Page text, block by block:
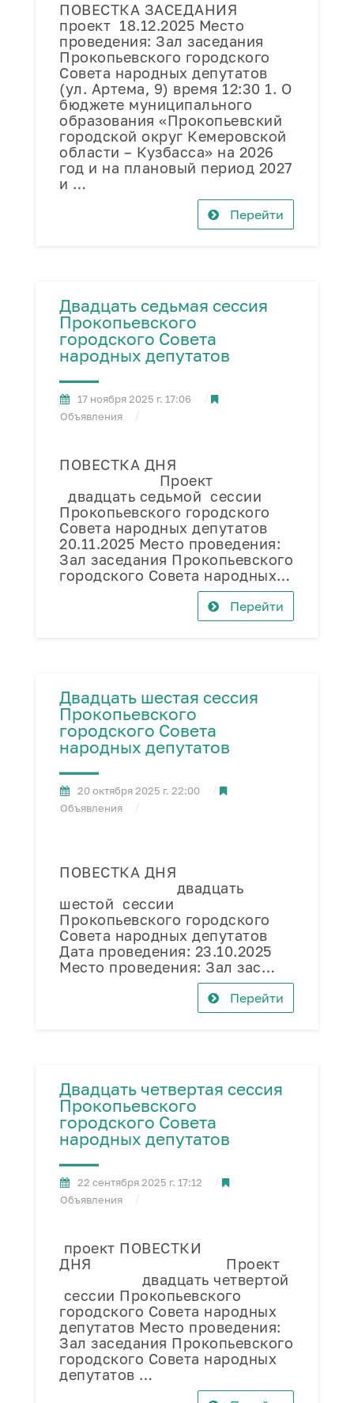
ПОВЕСТКА ЗАСЕДАНИЯ
проект 18.12.2025 Место
проведения: Зал заседания
Прокопьевского городского
Совета народных депутатов
(ул. Артема, 9) время 12:30 1. О
бюджете муниципального
образования «Прокопьевский
городской округ Кемеровской
области – Кузбасса» на 2026
год и на плановый период 2027
и …
Перейти
Двадцать седьмая сессия
Прокопьевского
городского Совета
народных депутатов
17 ноября 2025 г. 17:06
Объявления
ПОВЕСТКА ДНЯ
Проект
двадцать седьмой сессии
Прокопьевского городского
Совета народных депутатов
20.11.2025 Место проведения:
Зал заседания Прокопьевского
городского Совета народных…
Перейти
Двадцать шестая сессия
Прокопьевского
городского Совета
народных депутатов
20 октября 2025 г. 22:00
Объявления
ПОВЕСТКА ДНЯ
двадцать
шестой сессии
Прокопьевского городского
Совета народных депутатов
Дата проведения: 23.10.2025
Место проведения: Зал зас…
Перейти
Двадцать четвертая сессия
Прокопьевского
городского Совета
народных депутатов
22 сентября 2025 г. 17:12
Объявления
проект ПОВЕСТКИ
ДНЯ Проект
двадцать четвертой
сессии Прокопьевского
городского Совета народных
депутатов Место проведения:
Зал заседания Прокопьевского
городского Совета народных
депутатов …